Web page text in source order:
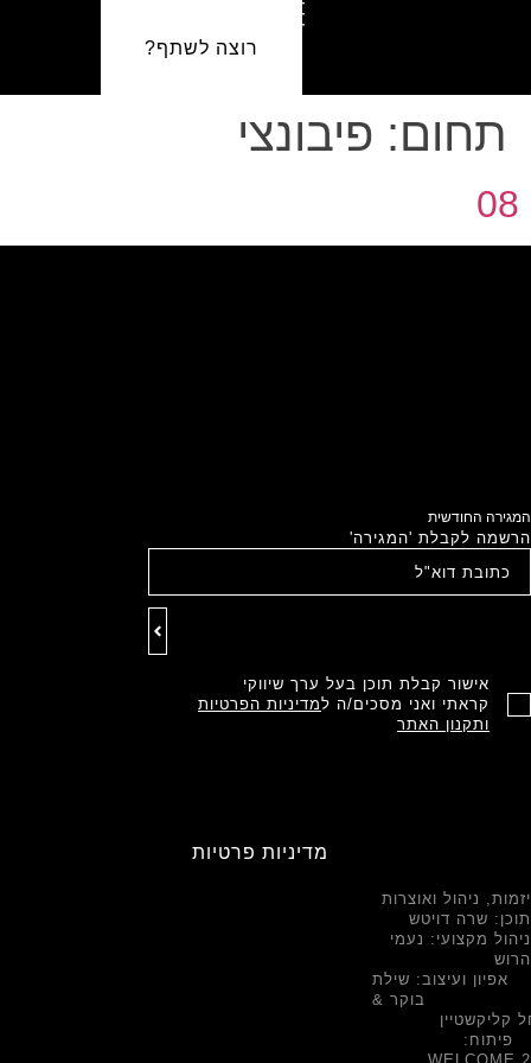
רוצה לשתף?
תחום: פיבונצי
08
המגירה החודשית
הרשמה לקבלת 'המגירה'
אישור קבלת תוכן בעל ערך שיווקי
קראתי ואני מסכים/ה למדיניות הפרטיות
ותקנון האתר
מדיניות פרטיות
יזמות, ניהול ואוצרות
תוכן: שרה דויטש
ניהול מקצועי: נעמי
הרוש
אפיון ועיצוב: שילת
בוקר &
קליקשטיין
פיתוח: